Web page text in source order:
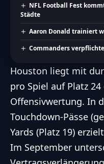
NFL Football Fest
Städte
Aaron Donald trainiert
Commanders
Houston liegt mit
pro Spiel auf Platz
Offensivwertung. In
Touchdown-Pässe
Yards (Platz 19)
Im September